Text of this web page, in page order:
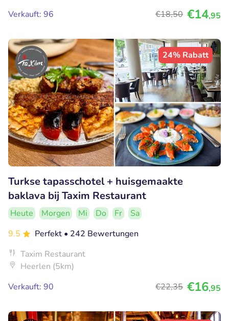
Verkauft: 96 €18,50 €14,95
24% Rabatt
Turkse tapasschotel + huisgemaakte
baklava bij Taxim Restaurant
Heute Morgen Mi Do Fr
Sa
9.5
Perfekt • 242 Bewertungen
Taxim Restaurant
Heerlen (5km)
Verkauft: 90
€22,35 €16,95